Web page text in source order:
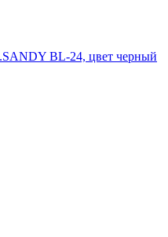
BL-24, цвет черный